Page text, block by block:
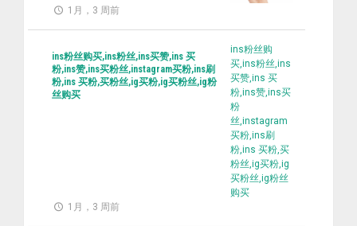
1月，3 周前
ins粉丝购
买,ins粉丝,ins
买赞,ins 买
粉,ins赞,ins买
粉
丝,instagram
买粉,ins刷
粉,ins 买粉,买
粉丝,ig买粉,ig
买粉丝,ig粉丝
购买
ins粉丝购买,ins粉丝,ins买赞,ins 买
粉,ins赞,ins买粉丝,instagram买粉,ins刷
粉,ins 买粉,买粉丝,ig买粉,ig买粉丝,ig粉
丝购买
1月，3 周前